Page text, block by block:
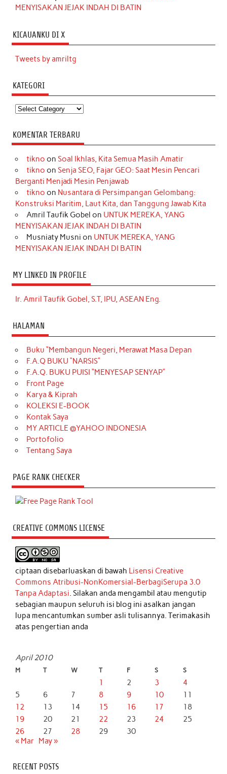
MENYISAKAN JEJAK INDAH DI BATIN
KICAUANKU DI X
Tweets by amriltg
KATEGORI
Kategori
KOMENTAR TERBARU
tikno on Soal Ikhlas, Kita Semua Masih Amatir
tikno on Senja SEO, Fajar GEO: Saat Mesin Pencari
Berganti Menjadi Mesin Penjawab
tikno on Nusantara di Persimpangan Gelombang:
Konstruksi Maritim, Laut Kita, dan Tanggung Jawab Kita
Amril Taufik Gobel on UNTUK MEREKA, YANG
MENYISAKAN JEJAK INDAH DI BATIN
Musniaty Musni on UNTUK MEREKA, YANG
MENYISAKAN JEJAK INDAH DI BATIN
MY LINKED IN PROFILE
Ir. Amril Taufik Gobel, S.T, IPU, ASEAN Eng.
HALAMAN
Buku “Membangun Negeri, Merawat Masa Depan
F.A.Q BUKU “NARSIS”
F.A.Q. BUKU PUISI “MENYESAP SENYAP”
Front Page
Karya & Kiprah
KOLEKSI E-BOOK
Kontak Saya
MY ARTICLE @YAHOO INDONESIA
Portofolio
Tentang Saya
PAGE RANK CHECKER
CREATIVE COMMONS LICENSE
ciptaan disebarluaskan di bawah Lisensi Creative
Commons Atribusi-NonKomersial-BerbagiSerupa 3.0
Tanpa Adaptasi. Silakan anda mengambil atau mengutip
sebagian maupun seluruh isi blog ini asalkan jangan
lupa mencantumkan sumber asli tulisannya. Terimakasih
atas pengertian anda
April 2010
M T W T F S S
1 2 3
4
5
6 7 8 9 10
11
12
13 14 15 16 17
18
19
20 21 22 23 24
25
26
27 28 29
30
« Mar
May »
RECENT POSTS